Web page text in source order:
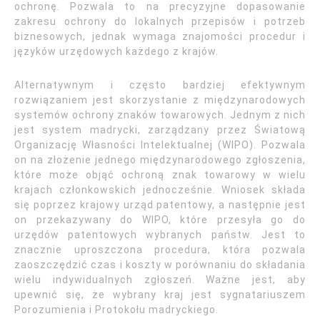
ochronę. Pozwala to na precyzyjne dopasowanie
zakresu ochrony do lokalnych przepisów i potrzeb
biznesowych, jednak wymaga znajomości procedur i
języków urzędowych każdego z krajów.
Alternatywnym i często bardziej efektywnym
rozwiązaniem jest skorzystanie z międzynarodowych
systemów ochrony znaków towarowych. Jednym z nich
jest system madrycki, zarządzany przez Światową
Organizację Własności Intelektualnej (WIPO). Pozwala
on na złożenie jednego międzynarodowego zgłoszenia,
które może objąć ochroną znak towarowy w wielu
krajach członkowskich jednocześnie. Wniosek składa
się poprzez krajowy urząd patentowy, a następnie jest
on przekazywany do WIPO, które przesyła go do
urzędów patentowych wybranych państw. Jest to
znacznie uproszczona procedura, która pozwala
zaoszczędzić czas i koszty w porównaniu do składania
wielu indywidualnych zgłoszeń. Ważne jest, aby
upewnić się, że wybrany kraj jest sygnatariuszem
Porozumienia i Protokołu madryckiego.